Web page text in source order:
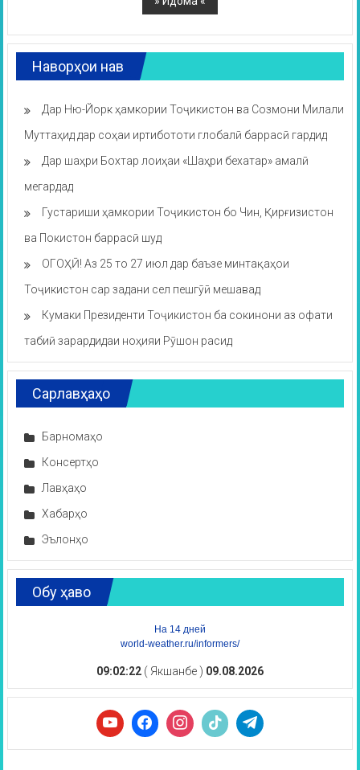
Наворҳои нав
Дар Ню-Йорк ҳамкории Тоҷикистон ва Созмони Милали
Муттаҳид дар соҳаи иртибототи глобалӣ баррасӣ гардид
Дар шаҳри Бохтар лоиҳаи «Шаҳри бехатар» амалӣ
мегардад
Густариши ҳамкории Тоҷикистон бо Чин, Қирғизистон
ва Покистон баррасӣ шуд
ОГОҲӢ! Аз 25 то 27 июл дар баъзе минтақаҳои
Тоҷикистон сар задани сел пешгӯӣ мешавад
Кумаки Президенти Тоҷикистон ба сокинони аз офати
табиӣ зарардидаи ноҳияи Рӯшон расид
Сарлавҳаҳо
Барномаҳо
Консертҳо
Лавҳаҳо
Хабарҳо
Эълонҳо
Обу ҳаво
На 14 дней
world-weather.ru/informers/
09:02:22 ( Якшанбе ) 09.08.2026